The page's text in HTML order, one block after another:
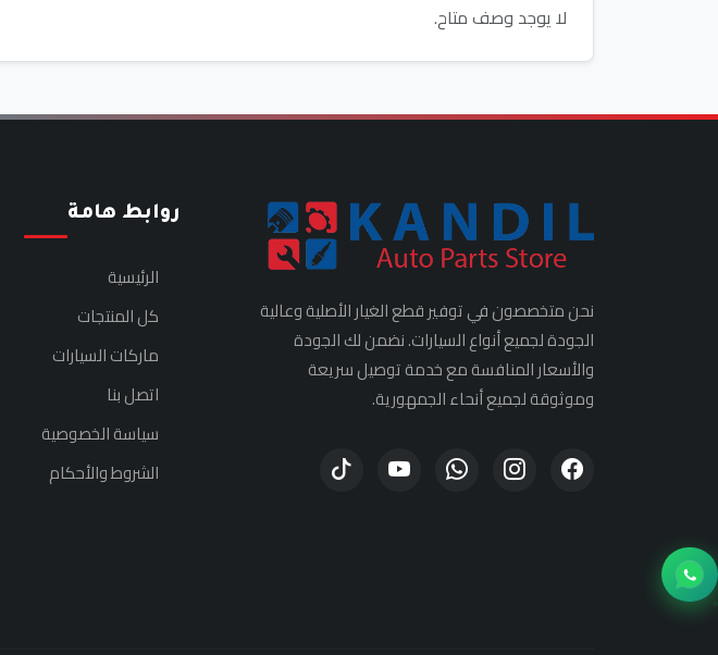
لا يوجد وصف متاح.
نحن متخصصون في توفير قطع الغيار الأصلية وعالية
الجودة لجميع أنواع السيارات. نضمن لك الجودة
والأسعار المنافسة مع خدمة توصيل سريعة
وموثوقة لجميع أنحاء الجمهورية.
روابط هامة
الرئيسية
كل المنتجات
ماركات السيارات
اتصل بنا
سياسة الخصوصية
الشروط والأحكام